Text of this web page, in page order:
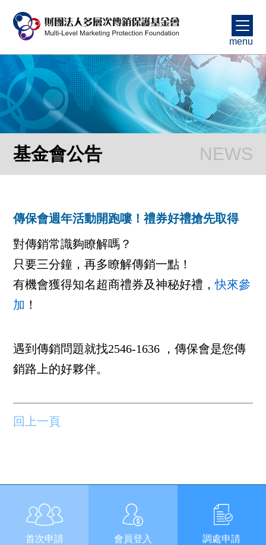
menu
基金會公告
傳保會週年活動開跑嘍！禮券好禮搶先取得
對傳銷常識夠瞭解嗎？
只要三分鐘，再多瞭解傳銷一點！
有機會獲得知名超商禮券及神秘好禮，快來參
加 ！
遇到傳銷問題就找2546-1636 ，傳保會是您傳
銷路上的好夥伴。
回上一頁
首次申請 會員登入 調處申請